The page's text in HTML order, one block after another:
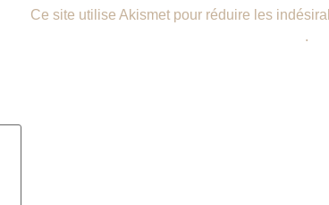
Ce site utilise Akismet pour réduire les
.